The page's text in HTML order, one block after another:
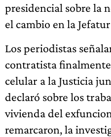
presidencial sobre la
el cambio en la
Los periodistas
contratista
celular a la Justicia
declaró sobre los
vivienda del
remarcaron, la